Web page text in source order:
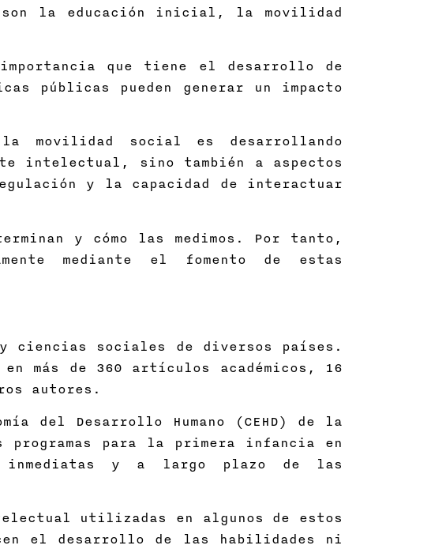
la educación inicial, la movilidad
que tiene el desarrollo de
públicas pueden generar un impacto
movilidad social es desarrollando
intelectual, sino también a aspectos
y la capacidad de interactuar
y cómo las medimos. Por tanto,
mediante el fomento de estas
ciencias sociales de diversos países.
más de 360 artículos académicos, 16
autores.
del Desarrollo Humano (CEHD) de la
para la primera infancia en
inmediatas y a largo plazo de las
utilizadas en algunos de estos
el desarrollo de las habilidades ni